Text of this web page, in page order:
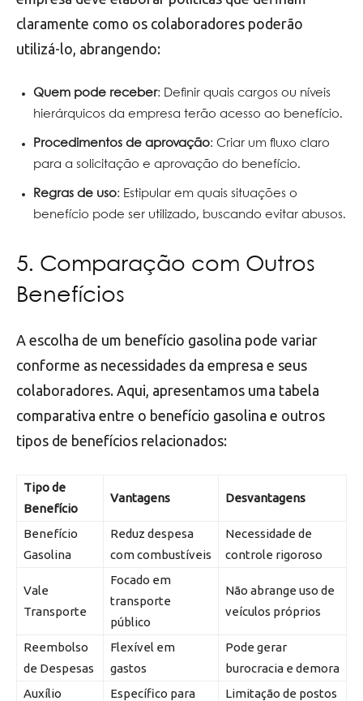
claramente como os colaboradores poderão
utilizá-lo, abrangendo:
Quem pode receber: Definir quais cargos ou níveis
hierárquicos da empresa terão acesso ao benefício.
Procedimentos de aprovação: Criar um fluxo claro
para a solicitação e aprovação do benefício.
Regras de uso: Estipular em quais situações o
benefício pode ser utilizado, buscando evitar abusos.
5. Comparação com Outros
Benefícios
A escolha de um benefício gasolina pode variar
conforme as necessidades da empresa e seus
colaboradores. Aqui, apresentamos uma tabela
comparativa entre o benefício gasolina e outros
tipos de benefícios relacionados:
Tipo de
Benefício
Vantagens Desvantagens
Benefício
Gasolina
Reduz despesa
com combustíveis
Necessidade de
controle rigoroso
Vale
Transporte
Focado em
transporte
público
Não abrange uso de
veículos próprios
Reembolso
de Despesas
Flexível em
gastos
Pode gerar
burocracia e demora
Auxílio
Específico para
Limitação de postos